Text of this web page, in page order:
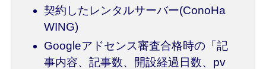
契約したレンタルサーバー(ConoHa
WING)
Googleアドセンス審査合格時の「記
事内容、記事数、開設経過日数、pv